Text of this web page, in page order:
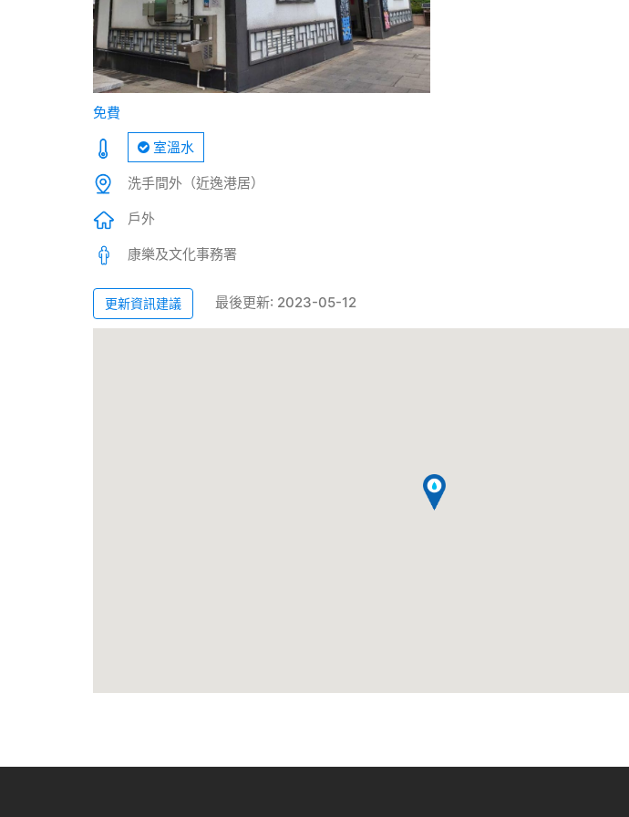
免費
室溫水
洗手間外（近逸港居）
戶外
康樂及文化事務署
更新資訊建議 最後更新: 2023-05-12